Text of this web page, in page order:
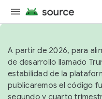
A partir de 2026, para
de desarrollo llamado
estabilidad de la
publicaremos el código
segundo y cuarto